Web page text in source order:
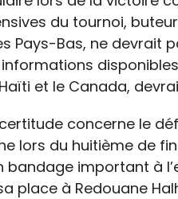
du tournoi,
Pays-Bas, ne devrait
informations
et le Canada,
concerne le
lors du huitième de
bandage important à
place à Redouane